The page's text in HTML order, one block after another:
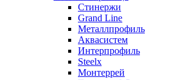
Стинержи
Grand Line
Металлпрофиль
Аквасистем
Интерпрофиль
Steelx
Монтеррей